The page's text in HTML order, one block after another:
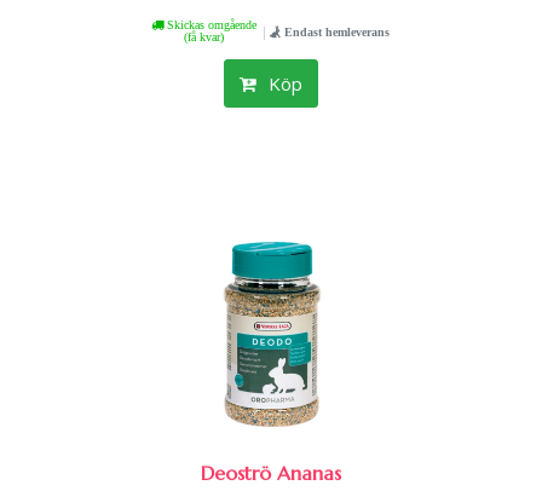
Skickas omgående
(få kvar)
| Endast hemleverans
Köp
Deoströ Ananas